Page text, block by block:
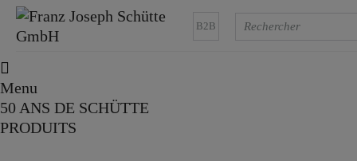
B2B
Menu
50 ANS DE SCHÜTTE
PRODUITS